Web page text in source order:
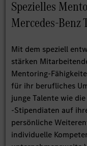
Spezielles
Mercedes-Benz
Mit dem speziell
stärken
für ihr berufliches
junge Talente wie
‑Stipendiaten auf
persönliche
individuelle